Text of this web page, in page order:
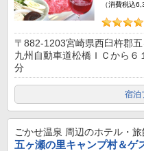
（消費税込
〒882-1203宮崎県西臼杵郡
九州自動車道松橋ＩＣから６
分
宿泊
ごかせ温泉 周辺のホテル・旅
五ヶ瀬の里キャンプ村＆ゲ